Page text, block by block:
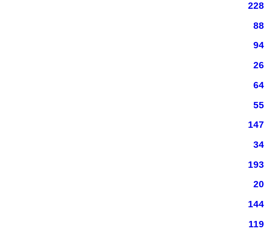
228
88
94
26
64
55
147
34
193
20
144
119